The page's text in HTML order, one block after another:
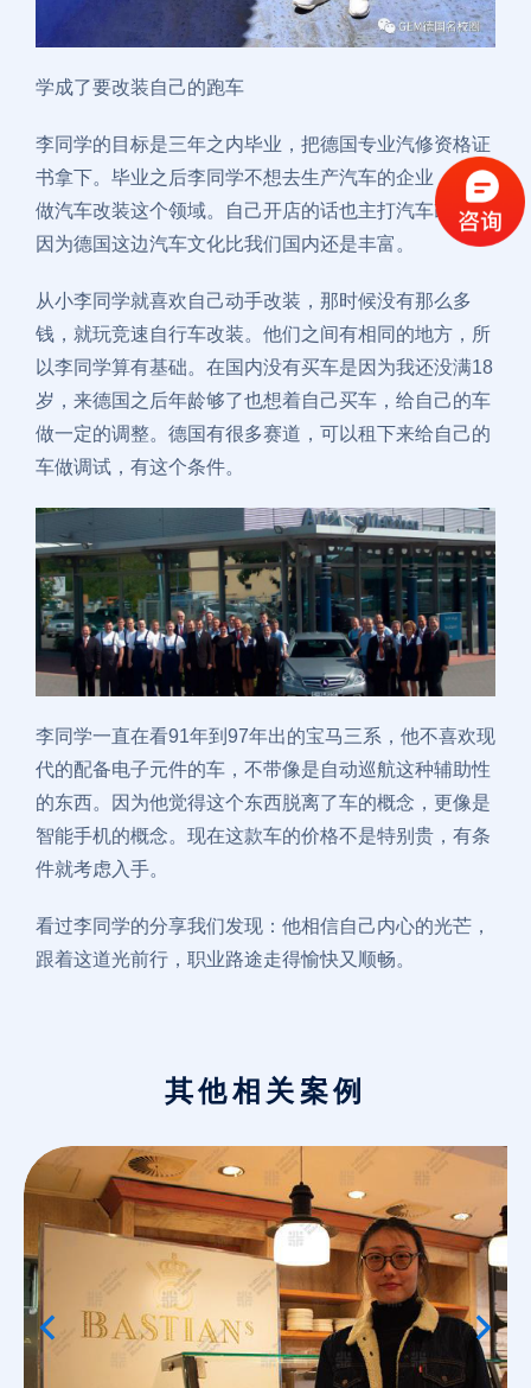
学成了要改装自己的跑车
李同学的目标是三年之内毕业，把德国专业汽修资格证
书拿下。毕业之后李同学不想去生产汽车的企业，他想
做汽车改装这个领域。自己开店的话也主打汽车改装，
因为德国这边汽车文化比我们国内还是丰富。
从小李同学就喜欢自己动手改装，那时候没有那么多
钱，就玩竞速自行车改装。他们之间有相同的地方，所
以李同学算有基础。在国内没有买车是因为我还没满18
岁，来德国之后年龄够了也想着自己买车，给自己的车
做一定的调整。德国有很多赛道，可以租下来给自己的
车做调试，有这个条件。
李同学一直在看91年到97年出的宝马三系，他不喜欢现
代的配备电子元件的车，不带像是自动巡航这种辅助性
的东西。因为他觉得这个东西脱离了车的概念，更像是
智能手机的概念。现在这款车的价格不是特别贵，有条
件就考虑入手。
看过李同学的分享我们发现：他相信自己内心的光芒，
跟着这道光前行，职业路途走得愉快又顺畅。
其他相关案例